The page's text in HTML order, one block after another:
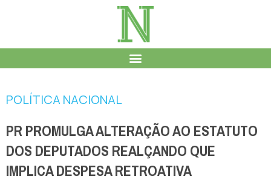
POLÍTICA NACIONAL
PR PROMULGA ALTERAÇÃO AO ESTATUTO
DOS DEPUTADOS REALÇANDO QUE
IMPLICA DESPESA RETROATIVA